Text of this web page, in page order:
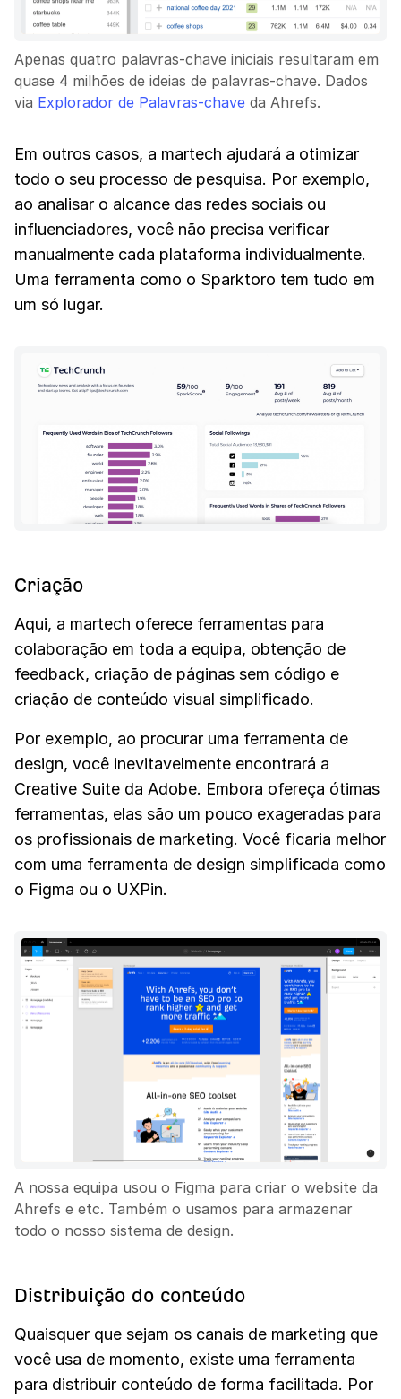
Apenas quatro palavras-chave iniciais resultaram em
quase 4 milhões de ideias de palavras-chave. Dados
via Explorador de Palavras-chave da Ahrefs.
Em outros casos, a martech ajudará a otimizar
todo o seu processo de pesquisa. Por exemplo,
ao analisar o alcance das redes sociais ou
influenciadores, você não precisa verificar
manualmente cada plataforma individualmente.
Uma ferramenta como o Sparktoro tem tudo em
um só lugar.
Criação
Aqui, a martech oferece ferramentas para
colaboração em toda a equipa, obtenção de
feedback, criação de páginas sem código e
criação de conteúdo visual simplificado.
Por exemplo, ao procurar uma ferramenta de
design, você inevitavelmente encontrará a
Creative Suite da Adobe. Embora ofereça ótimas
ferramentas, elas são um pouco exageradas para
os profissionais de marketing. Você ficaria melhor
com uma ferramenta de design simplificada como
o Figma ou o UXPin.
A nossa equipa usou o Figma para criar o website da
Ahrefs e etc. Também o usamos para armazenar
todo o nosso sistema de design.
Distribuição do conteúdo
Quaisquer que sejam os canais de marketing que
você usa de momento, existe uma ferramenta
para distribuir conteúdo de forma facilitada. Por